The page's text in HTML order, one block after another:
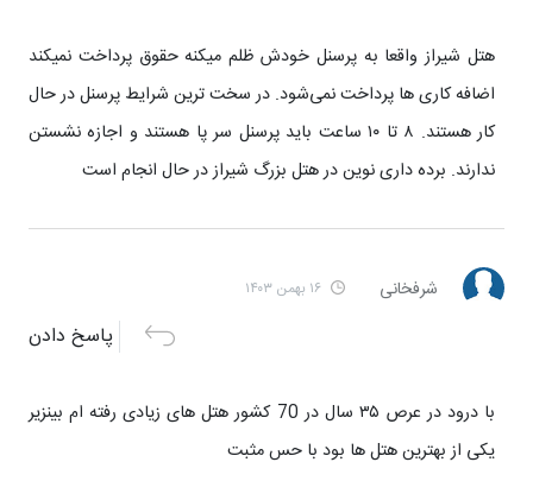
هتل شیراز واقعا به پرسنل خودش ظلم میکنه حقوق پرداخت نمیکند
اضافه کاری ها پرداخت نمی‌شود. در سخت ترین شرایط پرسنل در حال
کار هستند. ۸ تا ۱۰ ساعت باید پرسنل سر پا هستند و اجازه نشستن
ندارند. برده داری نوین در هتل بزرگ شیراز در حال انجام است
شرفخانی ۱۶ بهمن ۱۴۰۳
پاسخ دادن
با درود در عرص ۳۵ سال در 70 کشور هتل های زیادی رفته ام بینزیر
یکی از بهترین هتل ها بود با حس مثبت